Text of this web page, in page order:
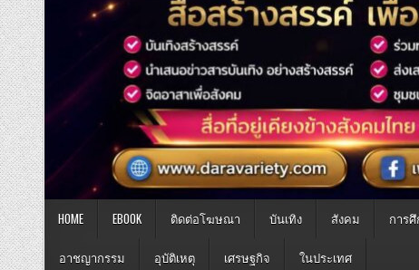
HOME EBOOK ติดต่อโฆษณา บันเทิง สังคม การ
อาชญากรรม อุบัติเหตุ เศรษฐกิจ
ในประเทศ